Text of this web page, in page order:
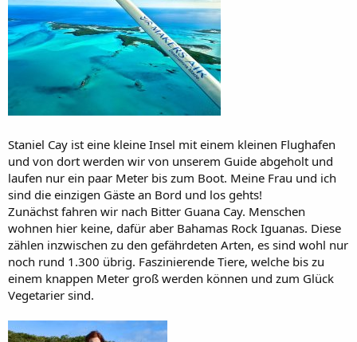
Staniel Cay ist eine kleine Insel mit einem kleinen Flughafen
und von dort werden wir von unserem Guide abgeholt und
laufen nur ein paar Meter bis zum Boot. Meine Frau und ich
sind die einzigen Gäste an Bord und los gehts!
Zunächst fahren wir nach Bitter Guana Cay. Menschen
wohnen hier keine, dafür aber Bahamas Rock Iguanas. Diese
zählen inzwischen zu den gefährdeten Arten, es sind wohl nur
noch rund 1.300 übrig. Faszinierende Tiere, welche bis zu
einem knappen Meter groß werden können und zum Glück
Vegetarier sind.